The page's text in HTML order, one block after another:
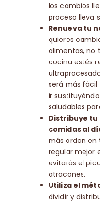
los cambios
proceso lleva
Renueva tu
quieres
alimentas, no
cocina estés
será más fácil
ir
saludables
Distribuye tu
comidas al
más orden en
regular mejor
evitarás el
atracones.
Utiliza el
dividir y